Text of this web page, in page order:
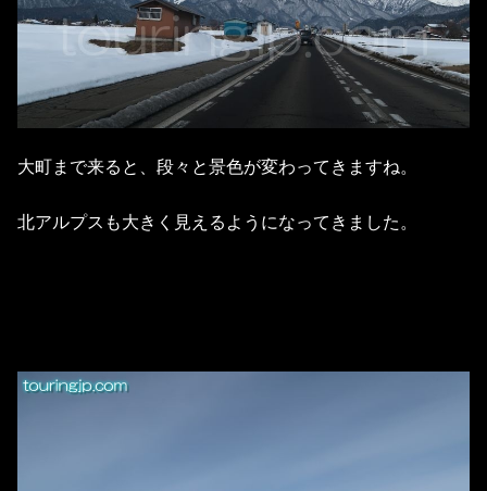
大町まで来ると、段々と景色が変わってきますね。
北アルプスも大きく見えるようになってきました。